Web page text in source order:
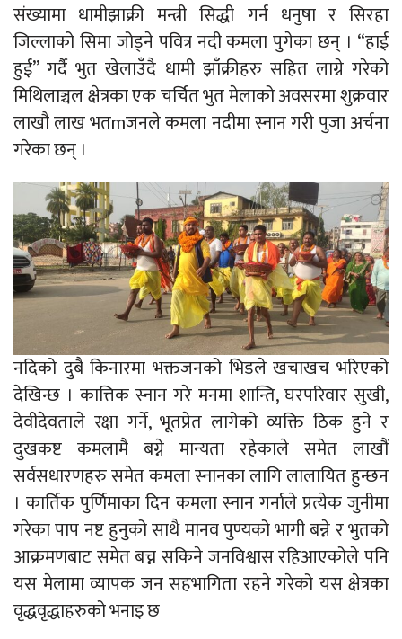
संख्यामा धामीझाक्री मन्त्री सिद्धी गर्न धनुषा र सिरहा
जिल्लाको सिमा जोड्ने पवित्र नदी कमला पुगेका छन् । “हाई
हुई” गर्दै भुत खेलाउँदै धामी झाँक्रीहरु सहित लाग्ने गरेको
मिथिलाञ्चल क्षेत्रका एक चर्चित भुत मेलाको अवसरमा शुक्रवार
लाखौ लाख भतmजनले कमला नदीमा स्नान गरी पुजा अर्चना
गरेका छन् ।
नदिको दुबै किनारमा भक्तजनको भिडले खचाखच भरिएको
देखिन्छ । कात्तिक स्नान गरे मनमा शान्ति, घरपरिवार सुखी,
देवीदेवताले रक्षा गर्ने, भूतप्रेत लागेको व्यक्ति ठिक हुने र
दुखकष्ट कमलामै बग्ने मान्यता रहेकाले समेत लाखौं
सर्वसधारणहरु समेत कमला स्नानका लागि लालायित हुन्छन
। कार्तिक पुर्णिमाका दिन कमला स्नान गर्नाले प्रत्येक जुनीमा
गरेका पाप नष्ट हुनुको साथै मानव पुण्यको भागी बन्ने र भुतको
आक्रमणबाट समेत बच्न सकिने जनविश्वास रहिआएकोले पनि
यस मेलामा व्यापक जन सहभागिता रहने गरेको यस क्षेत्रका
वृद्धवृद्धाहरुको भनाइ छ